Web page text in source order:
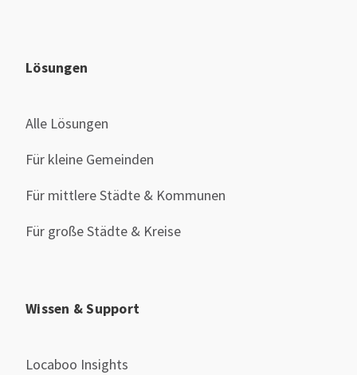
Lösungen
Alle Lösungen
Für kleine Gemeinden
Für mittlere Städte & Kommunen
Für große Städte & Kreise
Wissen & Support
Locaboo Insights